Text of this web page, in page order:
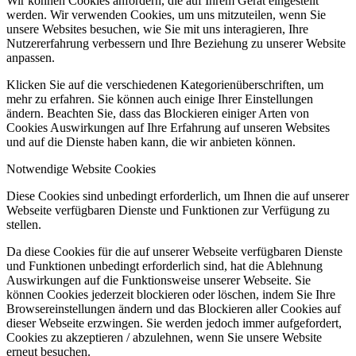
werden. Wir verwenden Cookies, um uns mitzuteilen, wenn Sie
unsere Websites besuchen, wie Sie mit uns interagieren, Ihre
Nutzererfahrung verbessern und Ihre Beziehung zu unserer Website
anpassen.
Klicken Sie auf die verschiedenen Kategorienüberschriften, um
mehr zu erfahren. Sie können auch einige Ihrer Einstellungen
ändern. Beachten Sie, dass das Blockieren einiger Arten von
Cookies Auswirkungen auf Ihre Erfahrung auf unseren Websites
und auf die Dienste haben kann, die wir anbieten können.
Notwendige Website Cookies
Diese Cookies sind unbedingt erforderlich, um Ihnen die auf unserer
Webseite verfügbaren Dienste und Funktionen zur Verfügung zu
stellen.
Da diese Cookies für die auf unserer Webseite verfügbaren Dienste
und Funktionen unbedingt erforderlich sind, hat die Ablehnung
Auswirkungen auf die Funktionsweise unserer Webseite. Sie
können Cookies jederzeit blockieren oder löschen, indem Sie Ihre
Browsereinstellungen ändern und das Blockieren aller Cookies auf
dieser Webseite erzwingen. Sie werden jedoch immer aufgefordert,
Cookies zu akzeptieren / abzulehnen, wenn Sie unsere Website
erneut besuchen.